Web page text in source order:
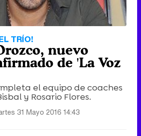
TRÍO!
nuevo
de 'La Voz
el equipo de coaches
y Rosario Flores.
31 Mayo 2016 14:43